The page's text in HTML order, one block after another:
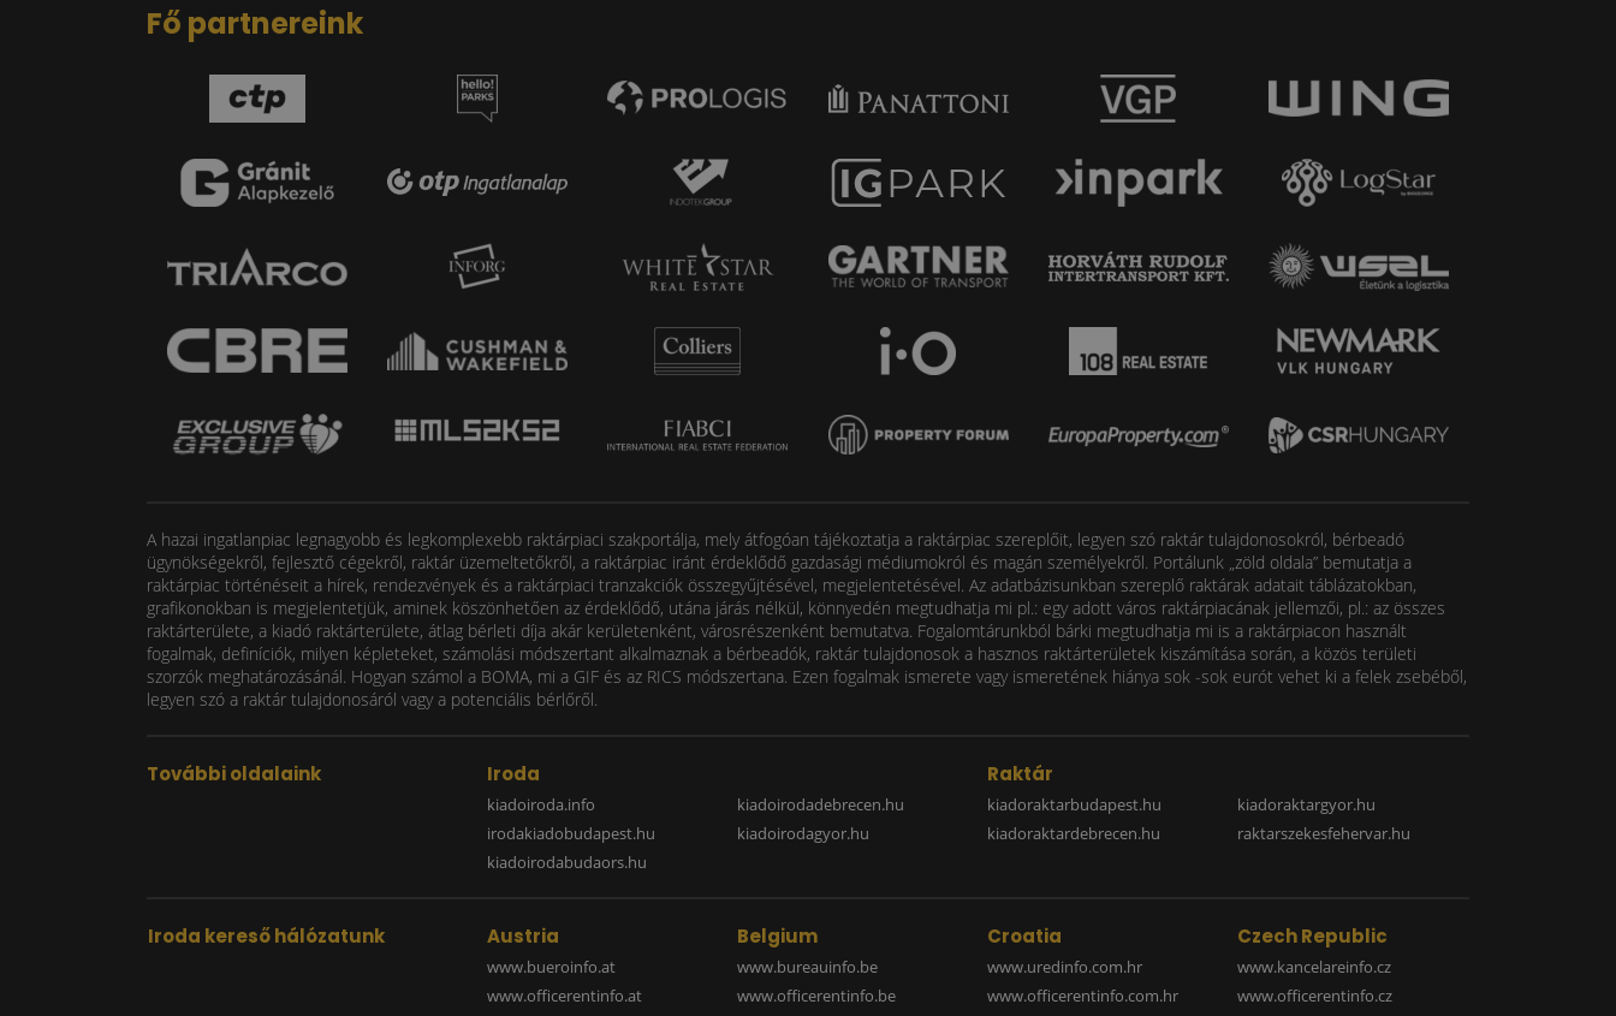
Fő partnereink
A hazai ingatlanpiac legnagyobb és legkomplexebb raktárpiaci szakportálja, mely átfogóan tájékoztatja a raktárpiac szereplőit, legyen szó raktár tulajdonosokról, bérbeadó
ügynökségekről, fejlesztő cégekről, raktár üzemeltetőkről, a raktárpiac iránt érdeklődő gazdasági médiumokról és magán személyekről. Portálunk „zöld oldala” bemutatja a
raktárpiac történéseit a hírek, rendezvények és a raktárpiaci tranzakciók összegyűjtésével, megjelentetésével. Az adatbázisunkban szereplő raktárak adatait táblázatokban,
grafikonokban is megjelentetjük, aminek köszönhetően az érdeklődő, utána járás nélkül, könnyedén megtudhatja mi pl.: egy adott város raktárpiacának jellemzői, pl.: az összes
raktárterülete, a kiadó raktárterülete, átlag bérleti díja akár kerületenként, városrészenként bemutatva. Fogalomtárunkból bárki megtudhatja mi is a raktárpiacon használt
fogalmak, definíciók, milyen képleteket, számolási módszertant alkalmaznak a bérbeadók, raktár tulajdonosok a hasznos raktárterületek kiszámítása során, a közös területi
szorzók meghatározásánál. Hogyan számol a BOMA, mi a GIF és az RICS módszertana. Ezen fogalmak ismerete vagy ismeretének hiánya sok -sok eurót vehet ki a felek zsebéből,
legyen szó a raktár tulajdonosáról vagy a potenciális bérlőről.
További oldalaink Iroda
kiadoiroda.info
irodakiadobudapest.hu
kiadoirodabudaors.hu
kiadoirodadebrecen.hu
kiadoirodagyor.hu
Raktár
kiadoraktarbudapest.hu
kiadoraktardebrecen.hu
kiadoraktargyor.hu
raktarszekesfehervar.hu
Iroda kereső hálózatunk Austria
www.bueroinfo.at
www.officerentinfo.at
Belgium
www.bureauinfo.be
www.officerentinfo.be
Croatia
www.uredinfo.com.hr
www.officerentinfo.com.hr
Czech Republic
www.kancelareinfo.cz
www.officerentinfo.cz